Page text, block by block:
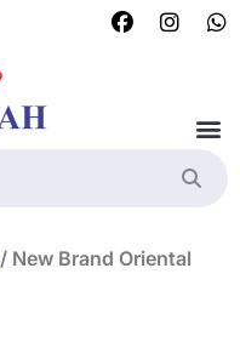
/ New Brand Oriental